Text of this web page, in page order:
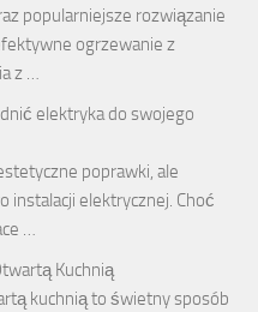
popularniejsze rozwiązanie
ogrzewanie z
z …
elektryka do swojego
poprawki, ale
instalacji elektrycznej. Choć
…
Kuchnią
kuchnią to świetny sposób